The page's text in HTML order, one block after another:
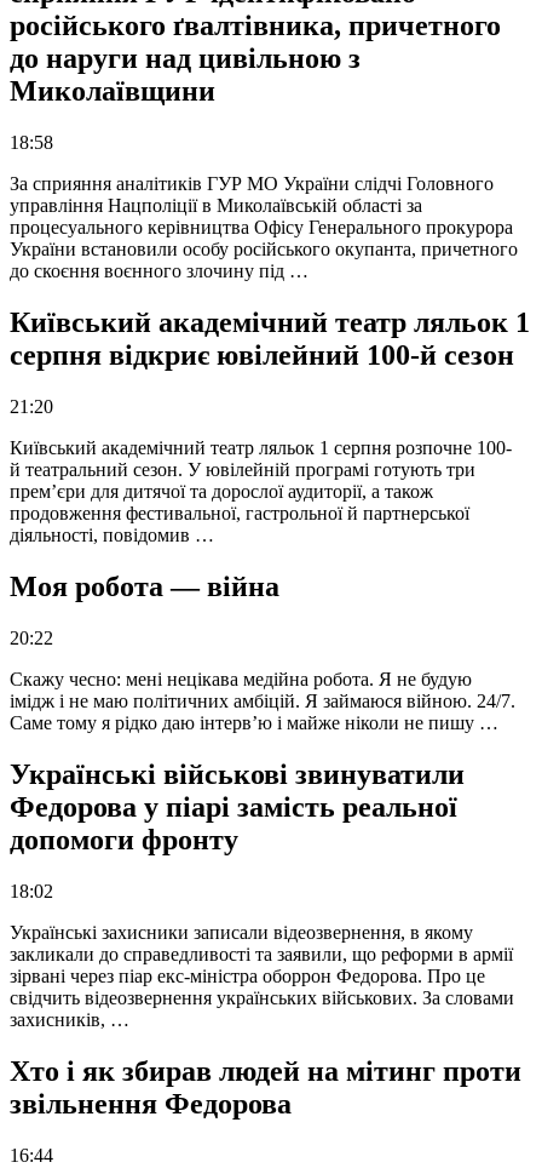
російського ґвалтівника, причетного
до наруги над цивільною з
Миколаївщини
18:58
За сприяння аналітиків ГУР МО України слідчі Головного
управління Нацполіції в Миколаївській області за
процесуального керівництва Офісу Генерального прокурора
України встановили особу російського окупанта, причетного
до скоєння воєнного злочину під …
Київський академічний театр ляльок 1
серпня відкриє ювілейний 100-й сезон
21:20
Київський академічний театр ляльок 1 серпня розпочне 100-
й театральний сезон. У ювілейній програмі готують три
прем’єри для дитячої та дорослої аудиторії, а також
продовження фестивальної, гастрольної й партнерської
діяльності, повідомив …
Моя робота — війна
20:22
Скажу чесно: мені нецікава медійна робота. Я не будую
імідж і не маю політичних амбіцій. Я займаюся війною. 24/7.
Саме тому я рідко даю інтерв’ю і майже ніколи не пишу …
Українські військові звинуватили
Федорова у піарі замість реальної
допомоги фронту
18:02
Українські захисники записали відеозвернення, в якому
закликали до справедливості та заявили, що реформи в армії
зірвані через піар екс-міністра оборрон Федорова. Про це
свідчить відеозвернення українських військових. За словами
захисників, …
Хто і як збирав людей на мітинг проти
звільнення Федорова
16:44